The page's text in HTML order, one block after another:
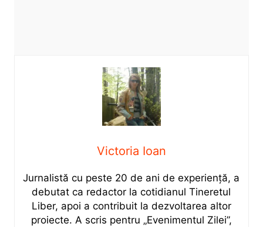
Victoria Ioan
Jurnalistă cu peste 20 de ani de experiență, a
debutat ca redactor la cotidianul Tineretul
Liber, apoi a contribuit la dezvoltarea altor
proiecte. A scris pentru „Evenimentul Zilei”,